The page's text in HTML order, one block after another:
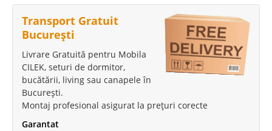
Transport Gratuit
București
Livrare Gratuită pentru Mobila
CILEK, seturi de dormitor,
bucătării, living sau canapele în
București.
Montaj profesional asigurat la prețuri corecte
Garantat